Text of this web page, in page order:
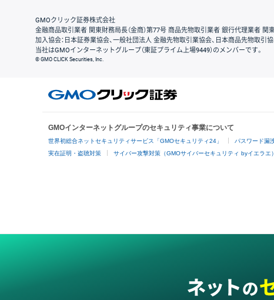
GMOクリック証券株式会社
金融商品取引業者 関東財務局長（金商）第77号 商品先物取引業者 銀行代理業者 関
加入協会：日本証券業協会、一般社団法人 金融先物取引業協会、日本商品先物取引
当社はGMOインターネットグループ（東証プライム上場9449）のメンバーです。
© GMO CLICK Securities, Inc.
GMOインターネットグループのセキュリティ事業について
世界初総合ネットセキュリティサービス「GMOセキュリティ24」 パスワード漏
実在証明・盗聴対策 サイバー攻撃対策（GMOサイバーセキュリティ byイエラエ）